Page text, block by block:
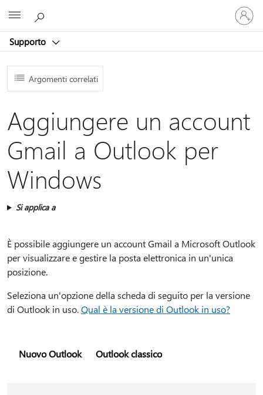
Supporto
Accedi
con
il
account
Argomenti correlati
Aggiungere un account
Gmail a Outlook per
Windows
Si applica a
È possibile aggiungere un account Gmail a Microsoft Outlook
per visualizzare e gestire la posta elettronica in un'unica
posizione.
Seleziona un'opzione della scheda di seguito per la versione
di Outlook in uso.Qual è la versione di Outlook in uso?
Nuovo Outlook Outlook classico